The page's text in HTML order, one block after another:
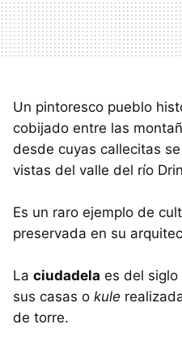
Un pintoresco pueblo
cobijado entre las
desde cuyas callecitas
vistas del valle del río
Es un raro ejemplo de
preservada en su
La ciudadela es del siglo
sus casas o kule
de torre.